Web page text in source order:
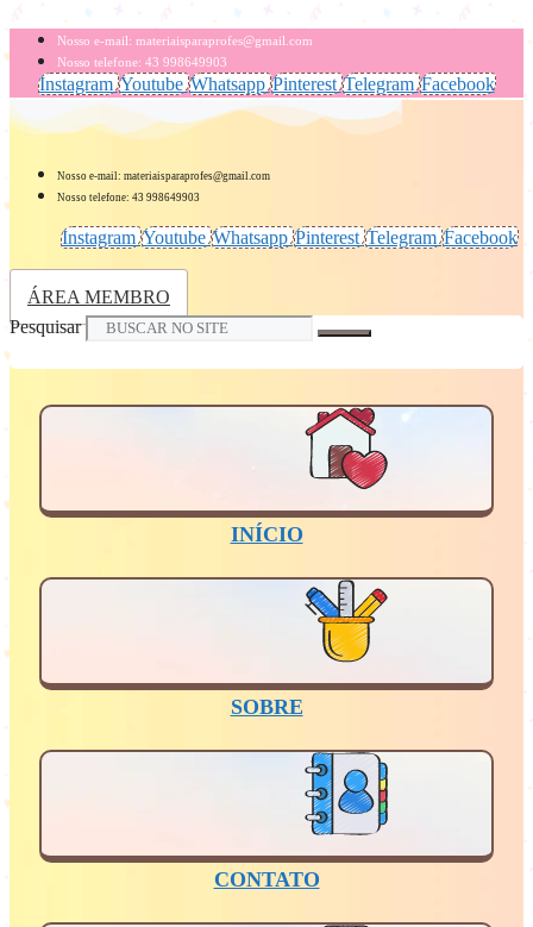
para
o
conteúdo
Nosso e-mail: materiaisparaprofes@gmail.com
Nosso telefone: 43 998649903
Instagram Youtube Whatsapp Pinterest Telegram Facebook
Nosso e-mail: materiaisparaprofes@gmail.com
Nosso telefone: 43 998649903
Instagram Youtube Whatsapp Pinterest Telegram Facebook
ÁREA MEMBRO
Pesquisar
INÍCIO
SOBRE
CONTATO